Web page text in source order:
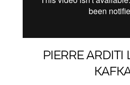
PIERRE ARDITI